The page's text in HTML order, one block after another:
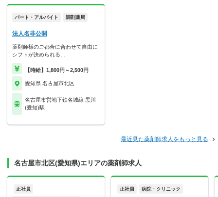
パート・アルバイト 調剤薬局
法人名非公開
薬剤師様のご都合に合わせて自由に
シフトが決められる…
【時給】1,800円～2,500円
愛知県 名古屋市北区
名古屋市営地下鉄名城線 黒川
(愛知)駅
最近見た薬剤師求人をもっと見る
名古屋市北区(愛知県)エリアの薬剤師求人
正社員 正社員 病院・クリニック